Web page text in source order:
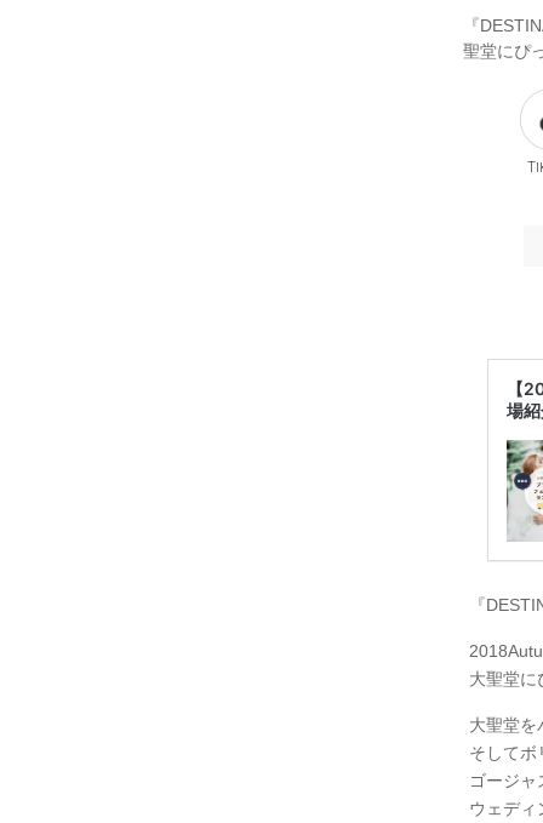
『
聖堂にぴ
【
場
『
大聖堂に
大聖堂を
そして
ゴージ
ウェディ